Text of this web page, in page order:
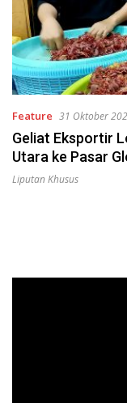
Feature 31 Oktober
Geliat Eksportir
Utara ke Pasar
Liputan Khusus